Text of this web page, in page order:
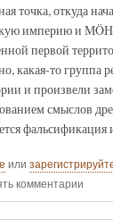
точка, откуда
империю и
первой
какая-то группа
и произвели
смыслов
фальсификация
или
комментарии